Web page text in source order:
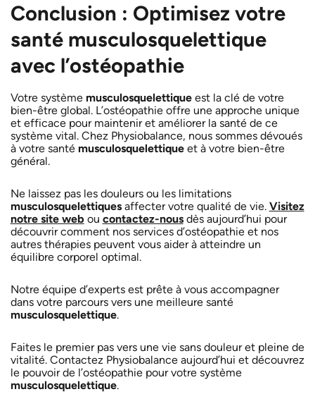
Conclusion : Optimisez votre
santé musculosquelettique
avec l’ostéopathie
Votre système musculosquelettiqueest la clé de votre
bien-être global. L’ostéopathie offre une approche unique
et efficace pour maintenir et améliorer la santé de ce
système vital. Chez Physiobalance, nous sommes dévoués
à votre santé musculosquelettiqueet à votre bien-être
général.
Ne laissez pas les douleurs ou les limitations
musculosquelettiquesaffecter votre qualité de vie. Visitez
notre site web ou contactez-nousdès aujourd’hui pour
découvrir comment nos services d’ostéopathie et nos
autres thérapies peuvent vous aider à atteindre un
équilibre corporel optimal.
Notre équipe d’experts est prête à vous accompagner
dans votre parcours vers une meilleure santé
musculosquelettique.
Faites le premier pas vers une vie sans douleur et pleine de
vitalité. Contactez Physiobalance aujourd’hui et découvrez
le pouvoir de l’ostéopathie pour votre système
musculosquelettique.